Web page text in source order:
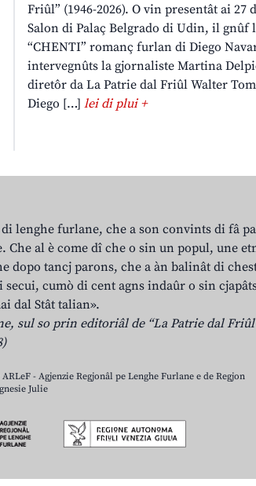
Friûl” (1946-2026). O vin presentât ai 27
Salon di Palaç Belgrado di Udin, il gnûf
“CHENTI” romanç furlan di Diego
intervegnûts la gjornaliste Martina
diretôr da La Patrie dal Friûl Walter
Diego […]lei di plui +
lenghe furlane, che a son convints di fâ
Che al è come dî che o sin un popul, une
dopo tancj parons, che a àn balinât di
cumò di cent agns indaûr o sin
dal Stât talian».
sul so prin editoriâl de “La Patrie dal
- Agjenzie Regjonâl pe Lenghe Furlane e de Regjon
Julie